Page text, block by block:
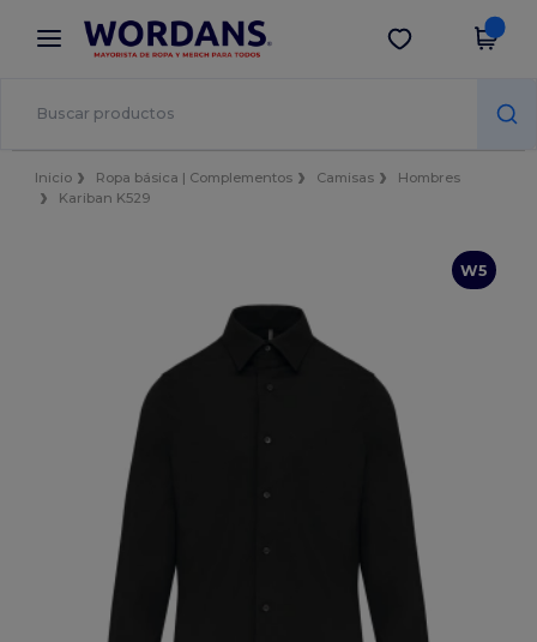
× App de Wordans
¡Mejores precios en app!
Descargar app
Inicio Ropa básica | Complementos Camisas
Hombres
Kariban K529
W5